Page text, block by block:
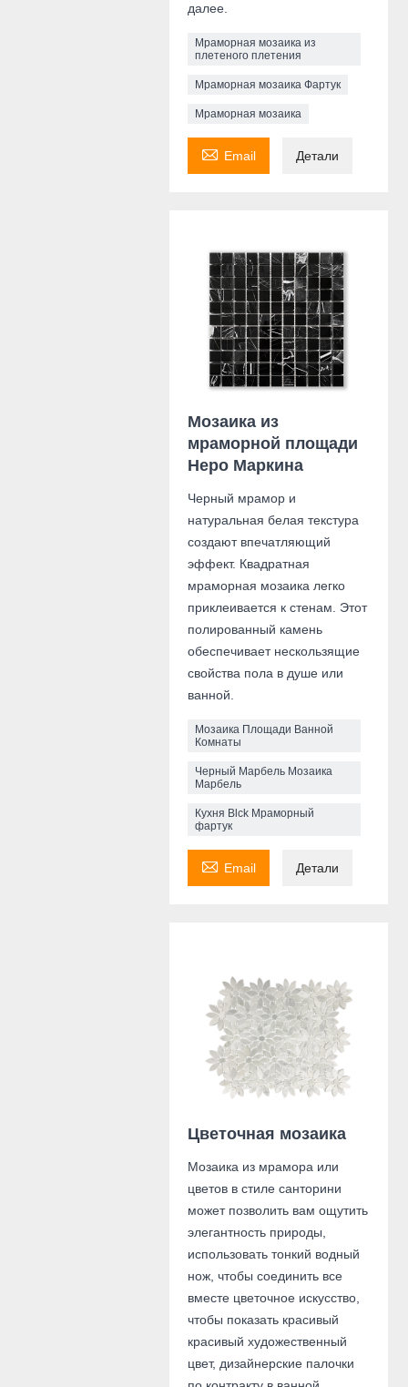
далее.
Мраморная мозаика из
плетеного плетения
Мраморная мозаика Фартук
Мраморная мозаика
 Email Детали
Мозаика из
мраморной площади
Неро Маркина
Черный мрамор и
натуральная белая текстура
создают впечатляющий
эффект. Квадратная
мраморная мозаика легко
приклеивается к стенам. Этот
полированный камень
обеспечивает нескользящие
свойства пола в душе или
ванной.
Мозаика Площади Ванной
Комнаты
Черный Марбель Мозаика
Марбель
Кухня Blck Мраморный
фартук
 Email Детали
Цветочная мозаика
Мозаика из мрамора или
цветов в стиле санторини
может позволить вам ощутить
элегантность природы,
использовать тонкий водный
нож, чтобы соединить все
вместе цветочное искусство,
чтобы показать красивый
красивый художественный
цвет, дизайнерские палочки